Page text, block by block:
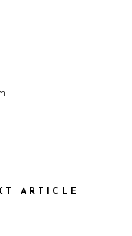
ARTICLE